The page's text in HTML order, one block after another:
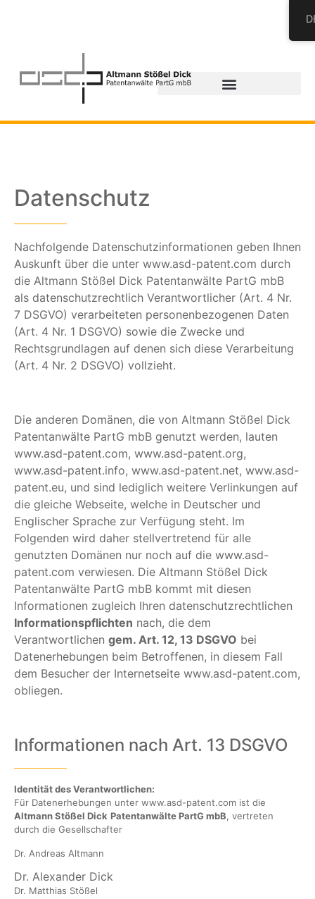
Datenschutz
Nachfolgende Datenschutzinformationen geben Ihnen
Auskunft über die unter www.asd-patent.com durch
die Altmann Stößel Dick Patentanwälte PartG mbB
als datenschutzrechtlich Verantwortlicher (Art. 4 Nr.
7 DSGVO) verarbeiteten personenbezogenen Daten
(Art. 4 Nr. 1 DSGVO) sowie die Zwecke und
Rechtsgrundlagen auf denen sich diese Verarbeitung
(Art. 4 Nr. 2 DSGVO) vollzieht.
Die anderen Domänen, die von Altmann Stößel Dick
Patentanwälte PartG mbB genutzt werden, lauten
www.asd-patent.com, www.asd-patent.org,
www.asd-patent.info, www.asd-patent.net, www.asd-
patent.eu, und sind lediglich weitere Verlinkungen auf
die gleiche Webseite, welche in Deutscher und
Englischer Sprache zur Verfügung steht. Im
Folgenden wird daher stellvertretend für alle
genutzten Domänen nur noch auf die www.asd-
patent.com verwiesen. Die Altmann Stößel Dick
Patentanwälte PartG mbB kommt mit diesen
Informationen zugleich Ihren datenschutzrechtlichen
Informationspflichten nach, die dem
Verantwortlichen gem. Art. 12, 13 DSGVO bei
Datenerhebungen beim Betroffenen, in diesem Fall
dem Besucher der Internetseite www.asd-patent.com,
obliegen.
Informationen nach Art. 13 DSGVO
Identität des Verantwortlichen:
Für Datenerhebungen unter www.asd-patent.com ist die
Altmann Stößel Dick Patentanwälte PartG mbB, vertreten
durch die Gesellschafter
Dr. Andreas Altmann
Dr. Alexander Dick
Dr. Matthias Stößel